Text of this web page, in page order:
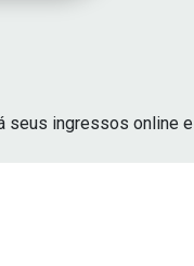
seus ingressos online e